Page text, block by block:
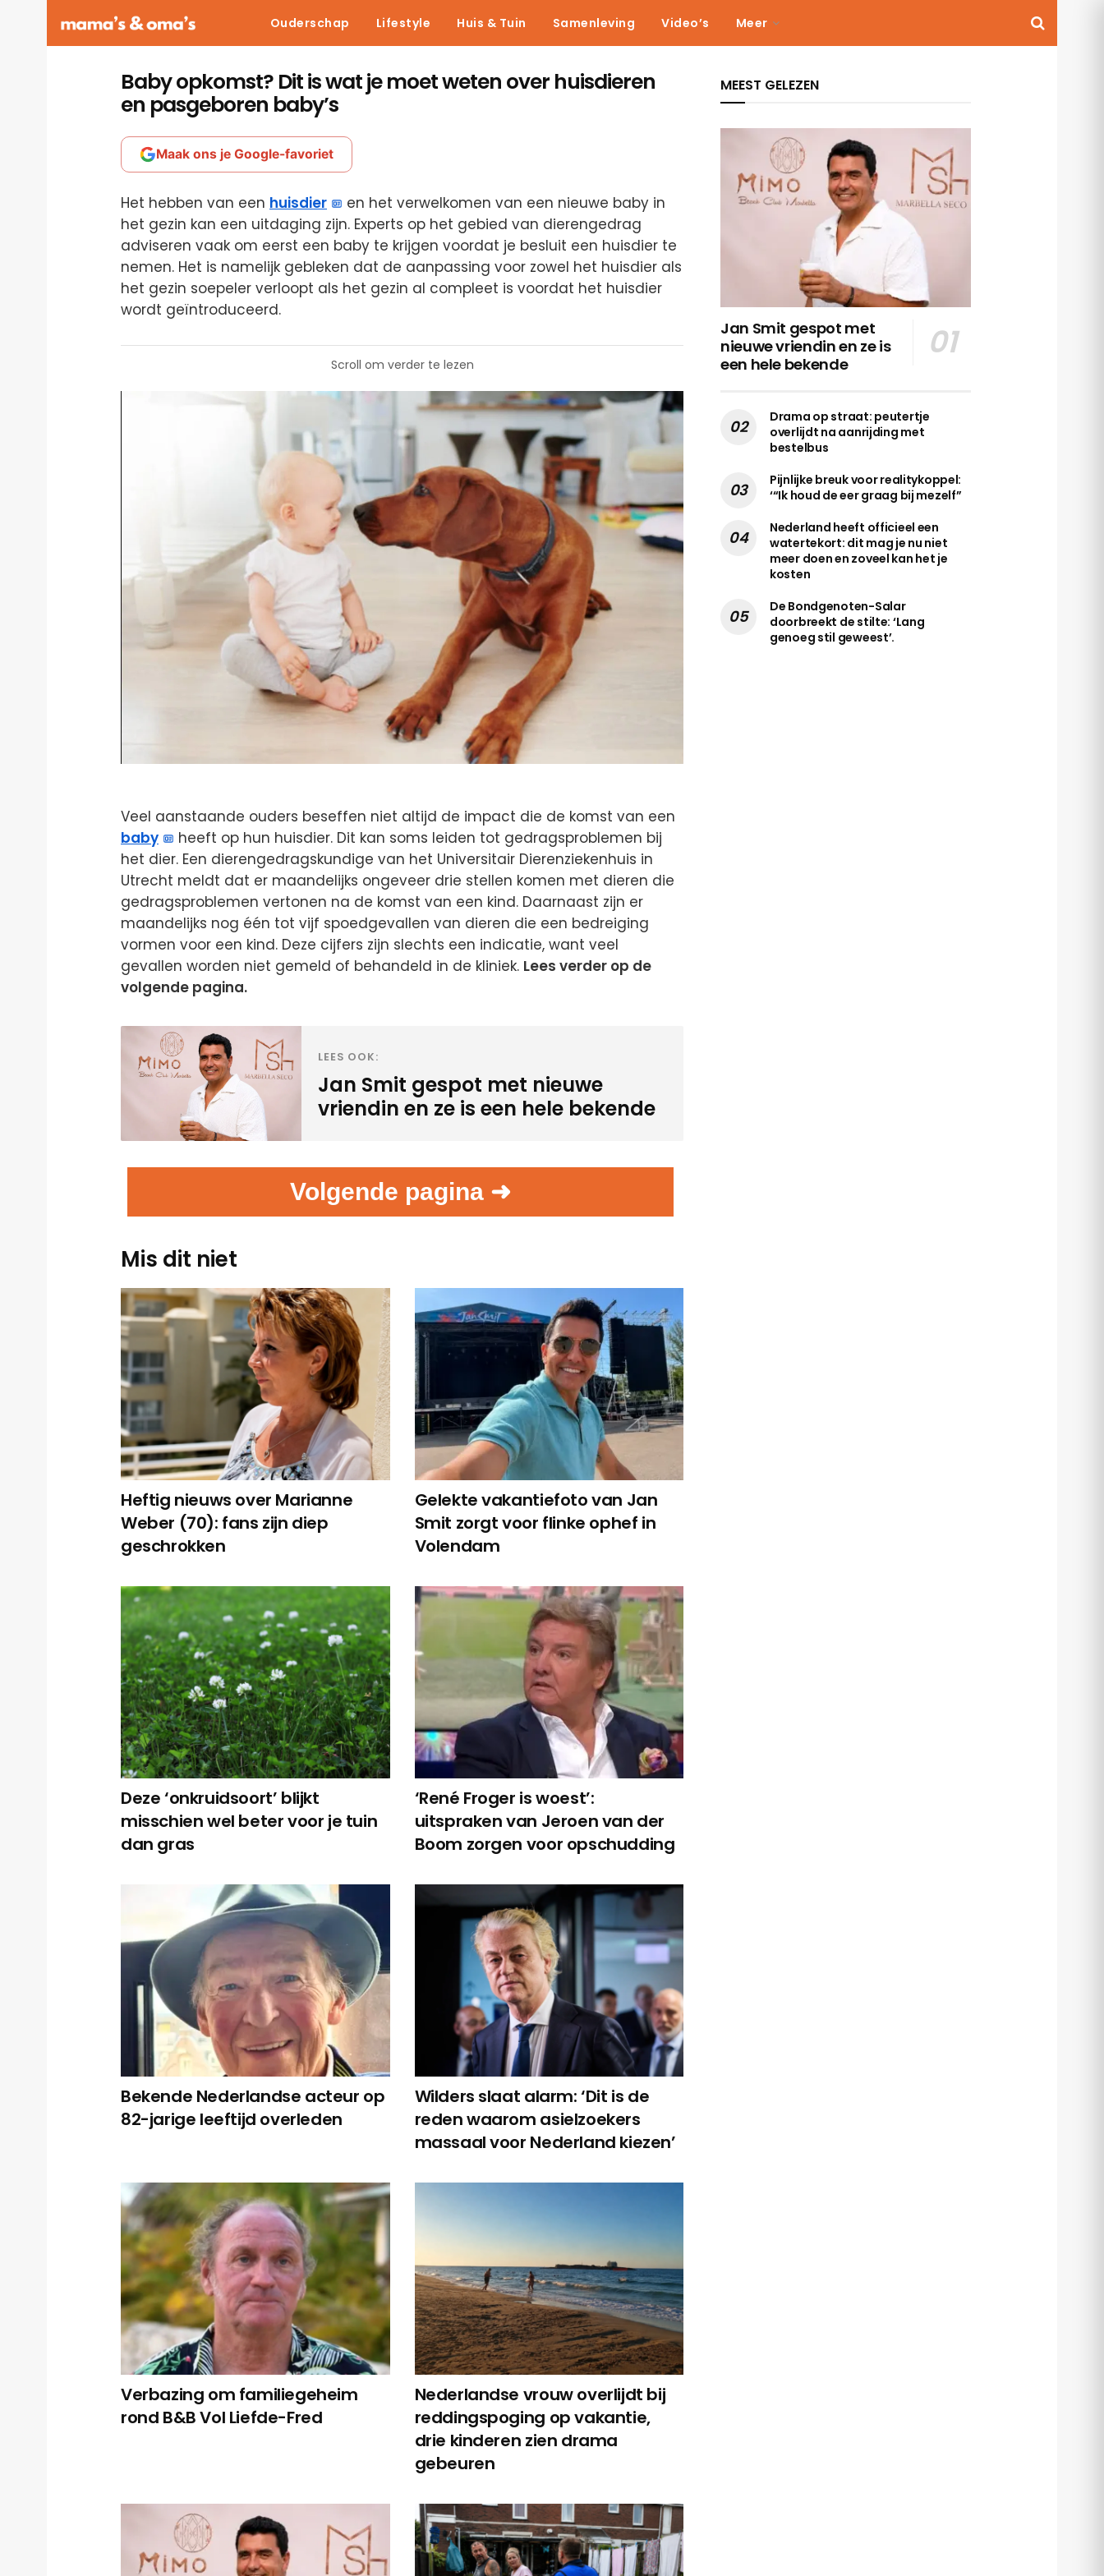
Ouderschap Lifestyle Huis & Tuin Samenleving Video’s Meer
Baby opkomst? Dit is wat je moet weten over huisdieren
en pasgeboren baby’s
Maak ons je Google-favoriet
Het hebben van een huisdier
en het verwelkomen van een nieuwe baby in
het gezin kan een uitdaging zijn. Experts op het gebied van dierengedrag
adviseren vaak om eerst een baby te krijgen voordat je besluit een huisdier te
nemen. Het is namelijk gebleken dat de aanpassing voor zowel het huisdier als
het gezin soepeler verloopt als het gezin al compleet is voordat het huisdier
wordt geïntroduceerd.
Scroll om verder te lezen
Veel aanstaande ouders beseffen niet altijd de impact die de komst van een
baby
heeft op hun huisdier. Dit kan soms leiden tot gedragsproblemen bij
het dier. Een dierengedragskundige van het Universitair Dierenziekenhuis in
Utrecht meldt dat er maandelijks ongeveer drie stellen komen met dieren die
gedragsproblemen vertonen na de komst van een kind. Daarnaast zijn er
maandelijks nog één tot vijf spoedgevallen van dieren die een bedreiging
vormen voor een kind. Deze cijfers zijn slechts een indicatie, want veel
gevallen worden niet gemeld of behandeld in de kliniek. Lees verder op de
volgende pagina.
LEES OOK:
Jan Smit gespot met nieuwe
vriendin en ze is een hele bekende
Volgende pagina ➜
Mis dit niet
Heftig nieuws over Marianne
Weber (70): fans zijn diep
geschrokken
Gelekte vakantiefoto van Jan
Smit zorgt voor flinke ophef in
Volendam
Deze ‘onkruidsoort’ blijkt
misschien wel beter voor je tuin
dan gras
‘René Froger is woest’:
uitspraken van Jeroen van der
Boom zorgen voor opschudding
Bekende Nederlandse acteur op
82-jarige leeftijd overleden
Wilders slaat alarm: ‘Dit is de
reden waarom asielzoekers
massaal voor Nederland kiezen’
Verbazing om familiegeheim
rond B&B Vol Liefde-Fred
Nederlandse vrouw overlijdt bij
reddingspoging op vakantie,
drie kinderen zien drama
gebeuren
MEEST GELEZEN
Jan Smit gespot met
nieuwe vriendin en ze is
een hele bekende
Drama op straat: peutertje
overlijdt na aanrijding met
bestelbus
Pijnlijke breuk voor realitykoppel:
‘“Ik houd de eer graag bij mezelf”
Nederland heeft officieel een
watertekort: dit mag je nu niet
meer doen en zoveel kan het je
kosten
De Bondgenoten-Salar
doorbreekt de stilte: ‘Lang
genoeg stil geweest’.